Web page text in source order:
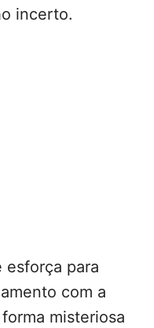
incerto.
esforça para
com a
misteriosa